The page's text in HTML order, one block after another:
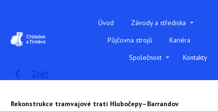
Úvod
Závody a střediska
Půjčovna strojů
Kariéra
Společnost
Kontakty
Zpět
Rekonstrukce tramvajové trati Hlubočepy–Barrandov